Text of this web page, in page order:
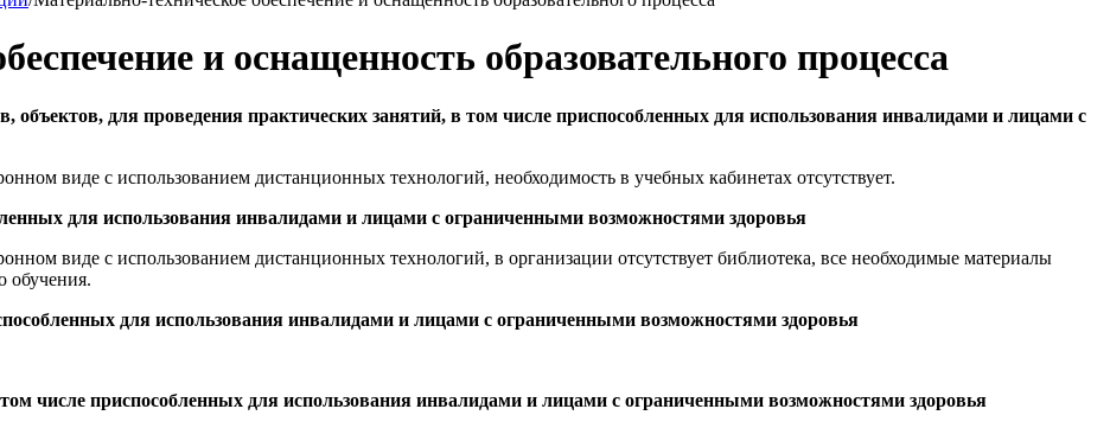
и оснащенность образовательного процесса
объектов, для проведения практических занятий, в том числе приспособленных для использования инвалидами и лицами с
виде с использованием дистанционных технологий, необходимость в учебных кабинетах отсутствует.
для использования инвалидами и лицами с ограниченными возможностями здоровья
виде с использованием дистанционных технологий, в организации отсутствует библиотека, все необходимые материалы
обучения.
для использования инвалидами и лицами с ограниченными возможностями здоровья
числе приспособленных для использования инвалидами и лицами с ограниченными возможностями здоровья